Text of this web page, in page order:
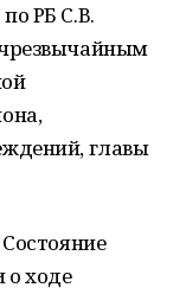
РБ С.В.
главы
о ходе